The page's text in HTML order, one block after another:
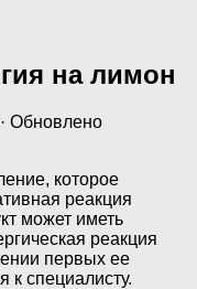
на лимон
· Обновлено
которое
реакция
может иметь
реакция
первых ее
к специалисту.